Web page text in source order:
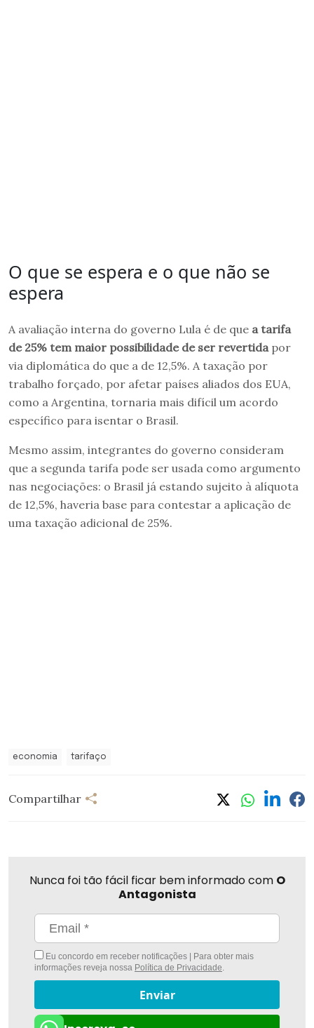
O que se espera e o que não se
espera
A avaliação interna do governo Lula é de que a tarifa
de 25% tem maior possibilidade de ser revertida por
via diplomática do que a de 12,5%. A taxação por
trabalho forçado, por afetar países aliados dos EUA,
como a Argentina, tornaria mais difícil um acordo
específico para isentar o Brasil.
Mesmo assim, integrantes do governo consideram
que a segunda tarifa pode ser usada como argumento
nas negociações: o Brasil já estando sujeito à alíquota
de 12,5%, haveria base para contestar a aplicação de
uma taxação adicional de 25%.
economia tarifaço
Compartilhar
Nunca foi tão fácil ficar bem informado com O
Antagonista
Eu concordo em receber notificações | Para obter mais
informações reveja nossa Política de Privacidade.
Enviar